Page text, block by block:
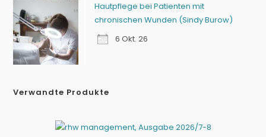
Hautpflege bei Patienten mit
chronischen Wunden (Sindy Burow)
6 Okt. 26
Verwandte Produkte